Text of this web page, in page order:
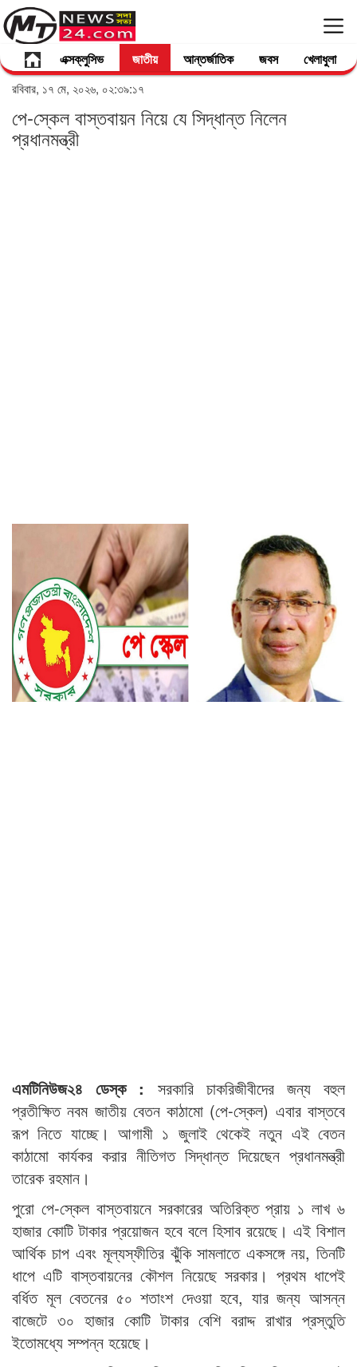
এক্সক্লুসিভ জাতীয় আন্তর্জাতিক জবস খেলাধুলা
রবিবার, ১৭ মে, ২০২৬, ০২:৩৯:১৭
পে-স্কেল বাস্তবায়ন নিয়ে যে সিদ্ধান্ত নিলেন
প্রধানমন্ত্রী
এমটিনিউজ২৪ ডেস্ক : সরকারি চাকরিজীবীদের জন্য বহুল
প্রতীক্ষিত নবম জাতীয় বেতন কাঠামো (পে-স্কেল) এবার বাস্তবে
রূপ নিতে যাচ্ছে। আগামী ১ জুলাই থেকেই নতুন এই বেতন
কাঠামো কার্যকর করার নীতিগত সিদ্ধান্ত দিয়েছেন প্রধানমন্ত্রী
তারেক রহমান।
পুরো পে-স্কেল বাস্তবায়নে সরকারের অতিরিক্ত প্রায় ১ লাখ ৬
হাজার কোটি টাকার প্রয়োজন হবে বলে হিসাব রয়েছে। এই বিশাল
আর্থিক চাপ এবং মূল্যস্ফীতির ঝুঁকি সামলাতে একসঙ্গে নয়, তিনটি
ধাপে এটি বাস্তবায়নের কৌশল নিয়েছে সরকার। প্রথম ধাপেই
বর্ধিত মূল বেতনের ৫০ শতাংশ দেওয়া হবে, যার জন্য আসন্ন
বাজেটে ৩০ হাজার কোটি টাকার বেশি বরাদ্দ রাখার প্রস্তুতি
ইতোমধ্যে সম্পন্ন হয়েছে।